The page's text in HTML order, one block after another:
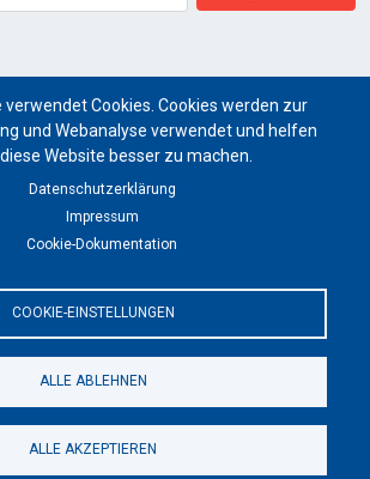
artist ritual
future of cultural art projects
© 2026 artist ritual
Karriere Impressum
verwendet Cookies. Cookies werden zur
und Webanalyse verwendet und helfen
Website besser zu machen.
Datenschutzerklärung
Impressum
Cookie-Dokumentation
COOKIE-EINSTELLUNGEN
ALLE ABLEHNEN
ALLE AKZEPTIEREN